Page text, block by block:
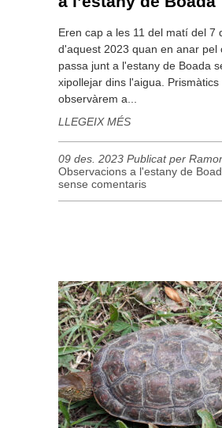
Eren cap a les 11 del matí del 7
d'aquest 2023 quan en anar pel
passa junt a l'estany de Boada
xipollejar dins l'aigua. Prismàtics
observàrem a...
LLEGEIX MÉS
09 des. 2023 Publicat per
Observacions a l'estany de
sense comentaris